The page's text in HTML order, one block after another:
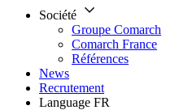
Société
Groupe Comarch
Comarch France
Références
News
Recrutement
Language FR